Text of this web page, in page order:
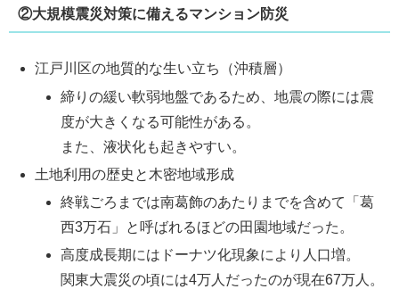
②大規模震災対策に備えるマンション防災
江戸川区の地質的な生い立ち（沖積層）
締りの緩い軟弱地盤であるため、地震の際には震
度が大きくなる可能性がある。
また、液状化も起きやすい。
土地利用の歴史と木密地域形成
終戦ごろまでは南葛飾のあたりまでを含めて「葛
西3万石」と呼ばれるほどの田園地域だった。
高度成長期にはドーナツ化現象により人口増。
関東大震災の頃には4万人だったのが現在67万人。